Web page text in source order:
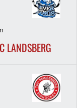
LANDSBERG